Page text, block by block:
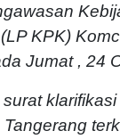
KPK)
Jumat , 24